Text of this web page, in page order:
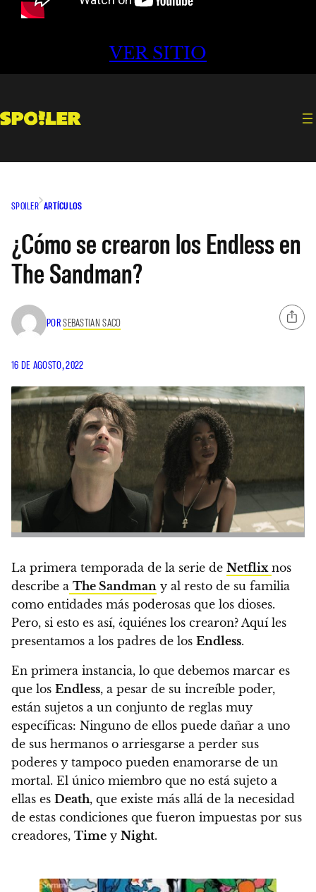
VER SITIO
SPOILER ARTÍCULOS
¿Cómo se crearon los Endless en
The Sandman?
PORSEBASTIAN SACO
16 DE AGOSTO, 2022
La primera temporada de la serie de Netflix nos
describe a The Sandman y al resto de su familia
como entidades más poderosas que los dioses.
Pero, si esto es así, ¿quiénes los crearon? Aquí les
presentamos a los padres de los Endless.
En primera instancia, lo que debemos marcar es
que los Endless, a pesar de su increíble poder,
están sujetos a un conjunto de reglas muy
específicas: Ninguno de ellos puede dañar a uno
de sus hermanos o arriesgarse a perder sus
poderes y tampoco pueden enamorarse de un
mortal. El único miembro que no está sujeto a
ellas es Death, que existe más allá de la necesidad
de estas condiciones que fueron impuestas por sus
creadores, Time y Night.